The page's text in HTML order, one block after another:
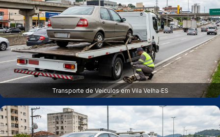
Transporte de Veículos em Vila Velha‑ES